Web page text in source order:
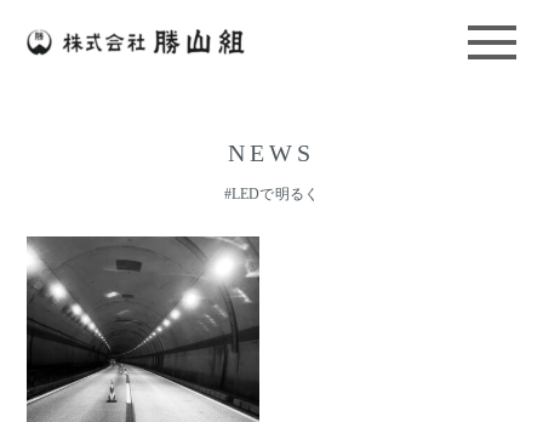
NEWS
#LEDで明るく